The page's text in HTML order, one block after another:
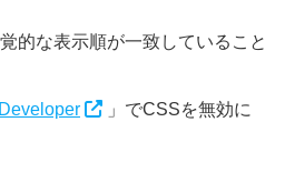
的な表示順が一致していること
」でCSSを無効に